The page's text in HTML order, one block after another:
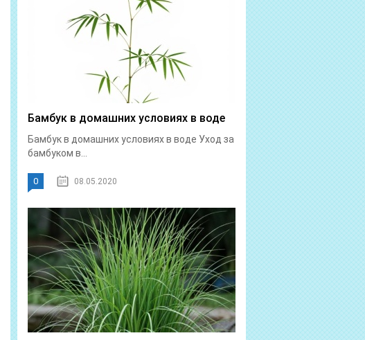
Бамбук в домашних условиях в воде
Бамбук в домашних условиях в воде Уход за
бамбуком в...
0 08.05.2020